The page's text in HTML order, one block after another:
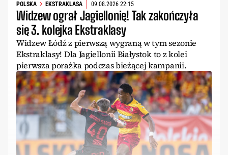
POLSKA EKSTRAKLASA 09.08.2026 22:15
Widzew ograł Jagiellonię! Tak zakończyła
się 3. kolejka Ekstraklasy
Widzew Łódź z pierwszą wygraną w tym sezonie
Ekstraklasy! Dla Jagiellonii Białystok to z kolei
pierwsza porażka podczas bieżącej kampanii.